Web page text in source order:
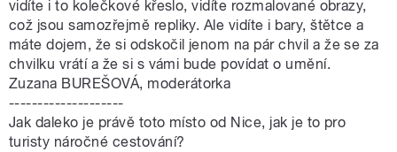
vidíte i to kolečkové křeslo, vidíte rozmalované obrazy,
což jsou samozřejmě repliky. Ale vidíte i bary, štětce a
máte dojem, že si odskočil jenom na pár chvil a že se za
chvilku vrátí a že si s vámi bude povídat o umění.
Zuzana BUREŠOVÁ, moderátorka
--------------------
Jak daleko je právě toto místo od Nice, jak je to pro
turisty náročné cestování?